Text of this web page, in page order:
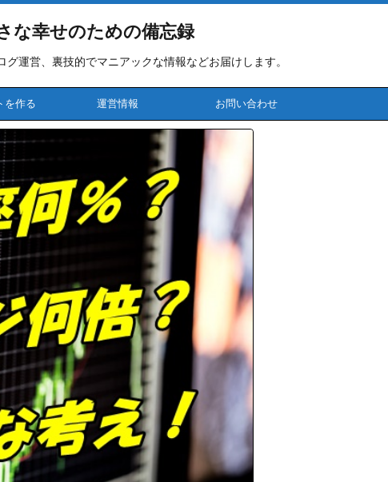
な幸せのための備忘録
運営、裏技的でマニアックな情報などお届けします。
を作る 運営情報 お問い合わせ